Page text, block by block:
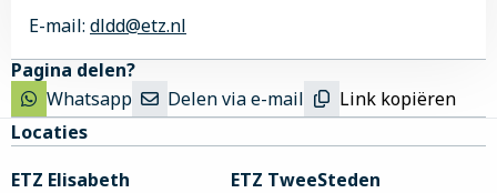
E-mail: dldd@etz.nl
Pagina delen?
Whatsapp
Delen via e-mail Link kopiëren
Site
footer
Locaties
ETZ Elisabeth
ETZ TweeSteden